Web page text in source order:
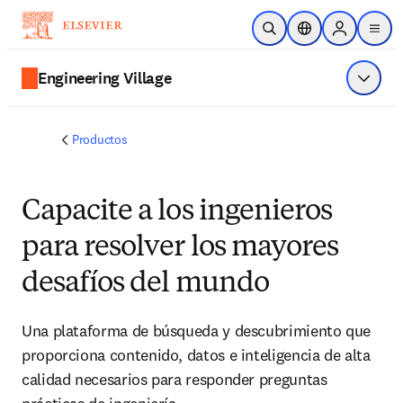
Saltar al contenido principal
Abrir búsqueda
Selector deSign in to
menu
Engineering Village
Productos
Capacite a los ingenieros
para resolver los mayores
desafíos del mundo
Una plataforma de búsqueda y descubrimiento que
proporciona contenido, datos e inteligencia de alta
calidad necesarios para responder preguntas